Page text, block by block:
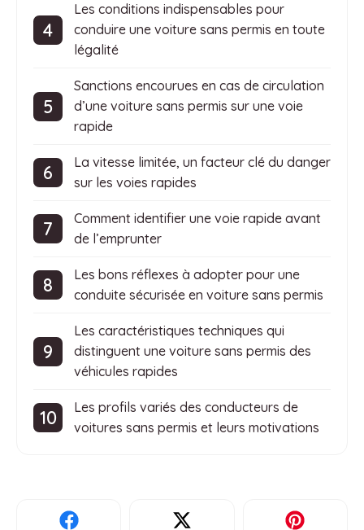
Les conditions indispensables pour
conduire une voiture sans permis en toute
légalité
Sanctions encourues en cas de circulation
d’une voiture sans permis sur une voie
rapide
La vitesse limitée, un facteur clé du danger
sur les voies rapides
Comment identifier une voie rapide avant
de l’emprunter
Les bons réflexes à adopter pour une
conduite sécurisée en voiture sans permis
Les caractéristiques techniques qui
distinguent une voiture sans permis des
véhicules rapides
Les profils variés des conducteurs de
voitures sans permis et leurs motivations